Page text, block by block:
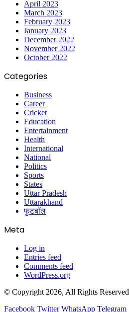
April 2023
March 2023
February 2023
January 2023
December 2022
November 2022
October 2022
Categories
Business
Career
Cricket
Education
Entertainment
Health
International
National
Politics
Sports
States
Uttar Pradesh
Uttarakhand
फुटबॉल
Meta
Log in
Entries feed
Comments feed
WordPress.org
© Copyright 2026, All Rights Reserved
Facebook Twitter WhatsApp Telegram